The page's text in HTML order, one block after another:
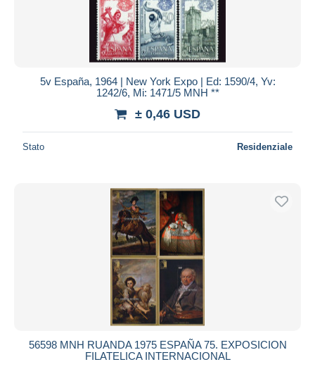
5v España, 1964 | New York Expo | Ed: 1590/4, Yv:
1242/6, Mi: 1471/5 MNH **
± 0,46 USD
Stato Residenziale
56598 MNH RUANDA 1975 ESPAÑA 75. EXPOSICION
FILATELICA INTERNACIONAL